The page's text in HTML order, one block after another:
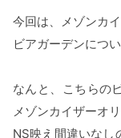
今回は、メゾンカ
ビアガーデンにつ
なんと、こちらの
メゾンカイザーオ
NS映え間違いなし